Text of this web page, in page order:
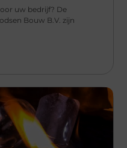
uw bedrijf? De
Bouw B.V. zijn